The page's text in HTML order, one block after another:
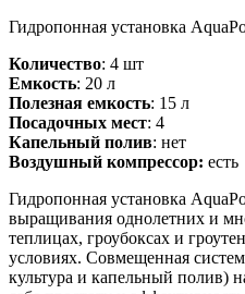
Гидропонная установка
Количество: 4 шт
Емкость: 20 л
Полезная емкость: 15 л
Посадочных мест: 4
Капельный полив: нет
Воздушный компрессор: есть
Гидропонная установка
выращивания однолетних и
теплицах, гроубоксах и
условиях. Совмещенная
культура и капельный полив)